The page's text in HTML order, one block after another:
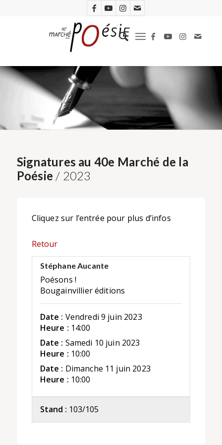
Signatures au 40e Marché de la
Poésie / 2023
Cliquez sur l’entrée pour plus d’infos
Retour
Stéphane Aucante
Poésons !
Bougainvillier éditions
Date : Vendredi 9 juin 2023
Heure : 14:00
Date : Samedi 10 juin 2023
Heure : 10:00
Date : Dimanche 11 juin 2023
Heure : 10:00
Stand : 103/105